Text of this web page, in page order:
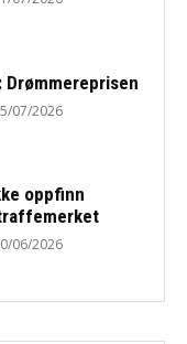
Drømmereprisen
07/2026
oppfinn
06/2026